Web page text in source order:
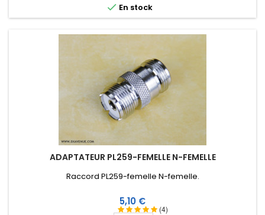
 En stock
ADAPTATEUR PL259-FEMELLE N-FEMELLE
(4)
Raccord PL259-femelle N-femelle.
Prix
5,10 €